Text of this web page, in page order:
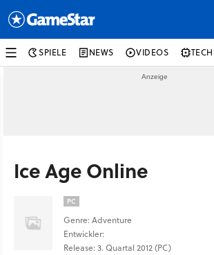
SPIELE NEWS VIDEOS TECH
Ice Age Online
PC
Genre: Adventure
Entwickler:
Release: 3. Quartal 2012 (PC)